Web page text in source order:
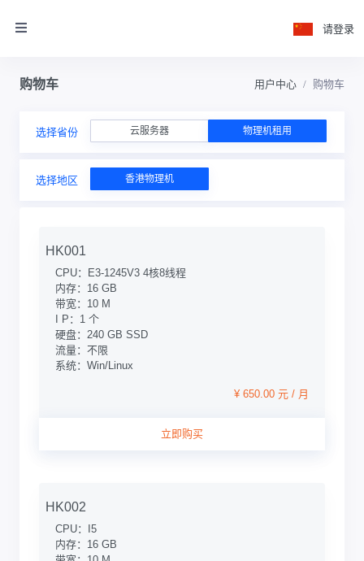
请登录
购物车 用户中心 购物车
选择省份 云服务器 物理机租用
选择地区 香港物理机
HK001
CPU：E3-1245V3 4核8线程
内存：16 GB
带宽：10 M
I P：1 个
硬盘：240 GB SSD
流量：不限
系统：Win/Linux
¥ 650.00 元 / 月
立即购买
HK002
CPU：I5
内存：16 GB